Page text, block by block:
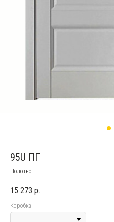
95U ПГ
Полотно
15 273 р.
Коробка